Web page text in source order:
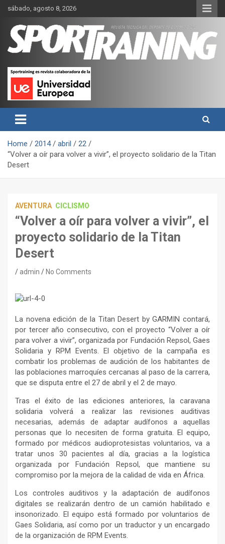
Skip
content
sábado, agosto 8, 2026
Revista técnica del deporte
Sport Training
rendimiento, nutrición y entrenamiento.
Home 2014 abril
22
“Volver a oír para volver a vivir”, el proyecto solidario de la Titan
Desert
AVENTURA CICLISMO
“Volver a oír para volver a vivir”, el
proyecto solidario de la Titan
Desert
admin No Comments
La novena edición de la Titan Desert by GARMIN contará,
por tercer año consecutivo, con el proyecto “Volver a oír
para volver a vivir”, organizada por Fundación Repsol, Gaes
Solidaria y RPM Events. El objetivo de la campaña es
combatir los problemas de audición de los habitantes de
las poblaciones marroquíes cercanas al paso de la carrera,
que se disputa entre el 27 de abril y el 2 de mayo.
Tras el éxito de las ediciones anteriores, la caravana
solidaria volverá a realizar las revisiones auditivas
necesarias, además de adaptar audífonos a aquellas
personas que lo necesiten de forma gratuita. El equipo,
formado por médicos audioprotesistas voluntarios, va a
tratar unos 30 pacientes al día, gracias a la logística
organizada por Fundación Repsol, que mantiene su
compromiso por la mejora de la calidad de vida en África.
Los controles auditivos y la adaptación de audífonos
digitales se realizarán dentro de un camión habilitado e
insonorizado. El equipo está formado por voluntarios de
Gaes Solidaria, así como por un traductor y un encargado
de la organización de RPM Events.